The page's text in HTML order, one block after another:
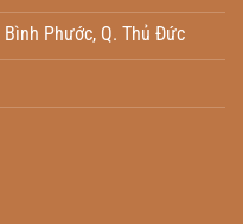
Phước, Q. Thủ Đức